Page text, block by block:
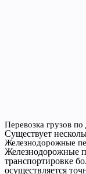
Перевозка грузов по
Существует
Железнодорожные
Железнодорожные
транспортировке
осуществляется